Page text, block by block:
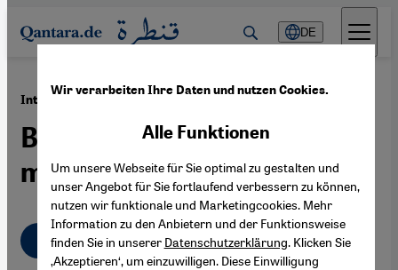
Direkt zum Inhalt springen
DE
Interview mit Armina Omerika ·16.02.2010
Bosniens vielfältige
muslimische Lebenswelten
Deutsch
Wir verarbeiten Ihre Daten und nutzen Cookies.
Alle Funktionen
Um unsere Webseite für Sie optimal zu gestalten und
unser Angebot für Sie fortlaufend verbessern zu können,
nutzen wir funktionale und Marketingcookies. Mehr
Information zu den Anbietern und der Funktionsweise
finden Sie in unserer Datenschutzerklärung. Klicken Sie
‚Akzeptieren‘, um einzuwilligen. Diese Einwilligung